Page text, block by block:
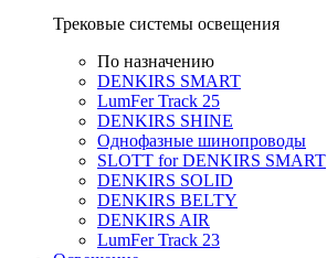
Трековые системы освещения
По назначению
DENKIRS SMART
LumFer Track 25
DENKIRS SHINE
Однофазные шинопроводы
SLOTT for DENKIRS SMART
DENKIRS SOLID
DENKIRS BELTY
DENKIRS AIR
LumFer Track 23